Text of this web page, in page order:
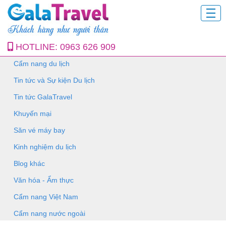
HOTLINE: 0963 626 909
Cẩm nang du lịch
Tin tức và Sự kiện Du lịch
Tin tức GalaTravel
Khuyến mại
Săn vé máy bay
Kinh nghiệm du lịch
Blog khác
Văn hóa - Ẩm thực
Cẩm nang Việt Nam
Cẩm nang nước ngoài